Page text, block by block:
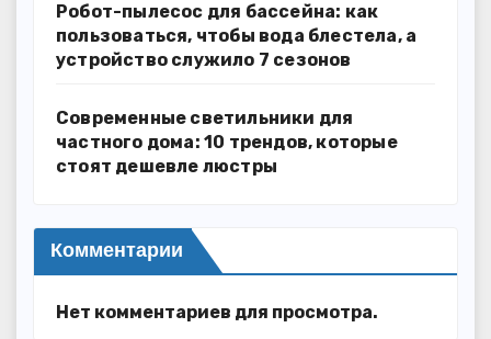
Робот-пылесос для бассейна: как
пользоваться, чтобы вода блестела, а
устройство служило 7 сезонов
Современные светильники для
частного дома: 10 трендов, которые
стоят дешевле люстры
Комментарии
Нет комментариев для просмотра.